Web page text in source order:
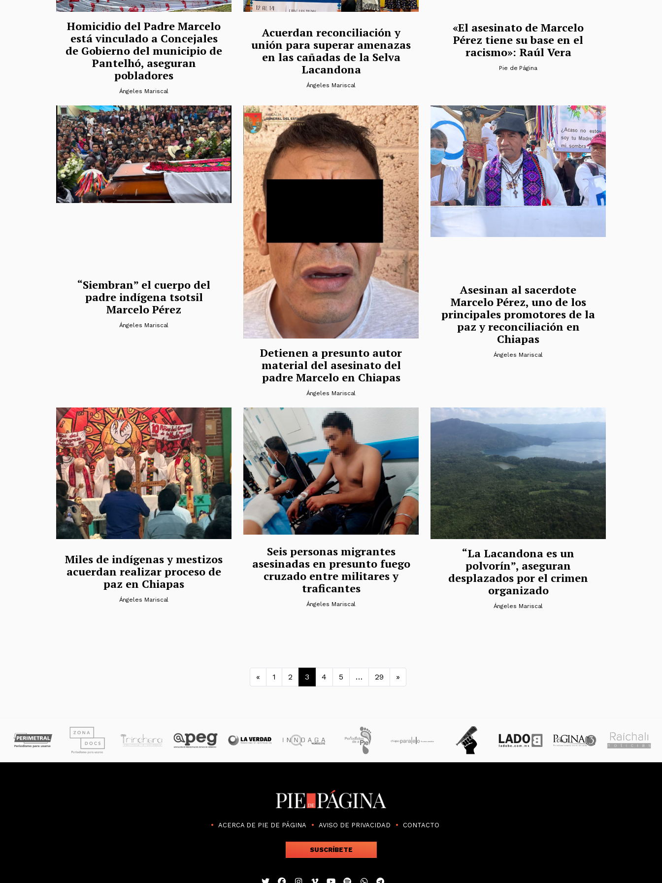
Homicidio del Padre Marcelo
está vinculado a Concejales
de Gobierno del municipio de
Pantelhó, aseguran
pobladores
Ángeles Mariscal
Acuerdan reconciliación y
unión para superar amenazas
en las cañadas de la Selva
Lacandona
Ángeles Mariscal
«El asesinato de Marcelo
Pérez tiene su base en el
racismo»: Raúl Vera
Pie de Página
“Siembran” el cuerpo del
padre indígena tsotsil
Marcelo Pérez
Ángeles Mariscal
Detienen a presunto autor
material del asesinato del
padre Marcelo en Chiapas
Ángeles Mariscal
Asesinan al sacerdote
Marcelo Pérez, uno de los
principales promotores de la
paz y reconciliación en
Chiapas
Ángeles Mariscal
Miles de indígenas y mestizos
acuerdan realizar proceso de
paz en Chiapas
Ángeles Mariscal
Seis personas migrantes
asesinadas en presunto fuego
cruzado entre militares y
traficantes
Ángeles Mariscal
“La Lacandona es un
polvorín”, aseguran
desplazados por el crimen
organizado
Ángeles Mariscal
Navegación de entradas
« 1 2 3 4 5 … 29 »
ACERCA DE PIE DE PÁGINA AVISO DE PRIVACIDAD CONTACTO
SUSCRÍBETE